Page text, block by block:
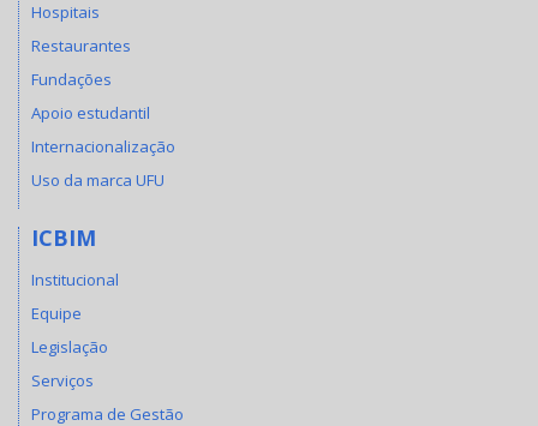
Hospitais
Restaurantes
Fundações
Apoio estudantil
Internacionalização
Uso da marca UFU
ICBIM
Institucional
Equipe
Legislação
Serviços
Programa de Gestão